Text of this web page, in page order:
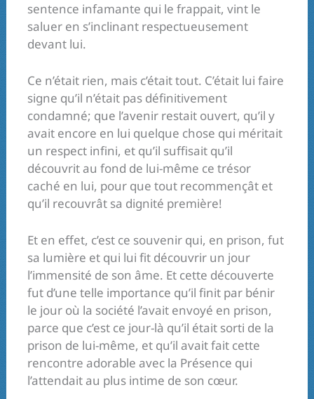
sentence infamante qui le frappait, vint le
saluer en s’inclinant respectueusement
devant lui.
Ce n’était rien, mais c’était tout. C’était lui faire
signe qu’il n’était pas définitivement
condamné; que l’avenir restait ouvert, qu’il y
avait encore en lui quelque chose qui méritait
un respect infini, et qu’il suffisait qu’il
découvrit au fond de lui-même ce trésor
caché en lui, pour que tout recommençât et
qu’il recouvrât sa dignité première!
Et en effet, c’est ce souvenir qui, en prison, fut
sa lumière et qui lui fit découvrir un jour
l’immensité de son âme. Et cette découverte
fut d’une telle importance qu’il finit par bénir
le jour où la société l’avait envoyé en prison,
parce que c’est ce jour-là qu’il était sorti de la
prison de lui-même, et qu’il avait fait cette
rencontre adorable avec la Présence qui
l’attendait au plus intime de son cœur.